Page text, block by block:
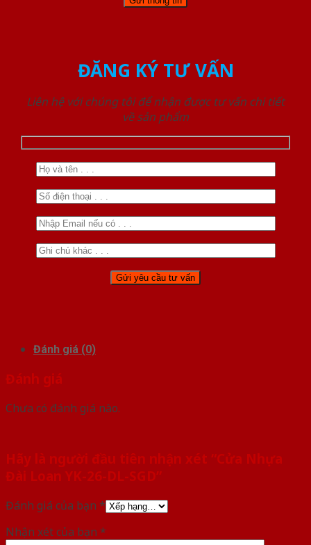
ĐĂNG KÝ TƯ VẤN
Liên hệ với chúng tôi để nhận được tư vấn chi tiết
về sản phẩm
Đánh giá (0)
Đánh giá
Chưa có đánh giá nào.
Hãy là người đầu tiên nhận xét “Cửa Nhựa
Đài Loan YK-26-DL-SGD”
Đánh giá của bạn *
Nhận xét của bạn *